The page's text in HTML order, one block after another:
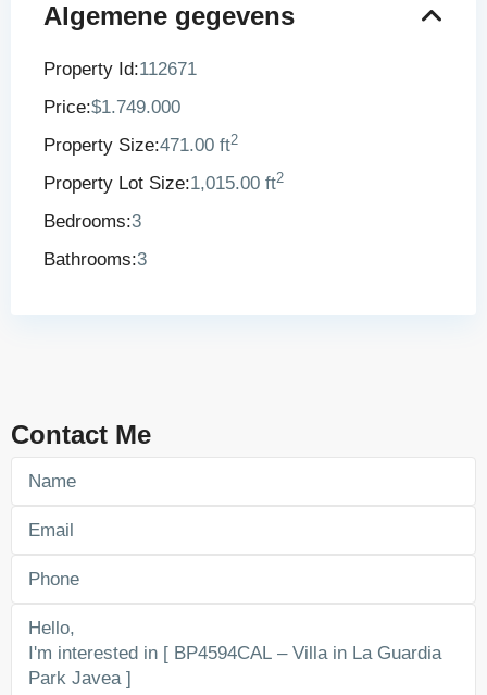
Algemene gegevens
Property Id:112671
Price:$1.749.000
Property Size:471.00 ft2
Property Lot Size:1,015.00 ft2
Bedrooms:3
Bathrooms:3
Contact Me